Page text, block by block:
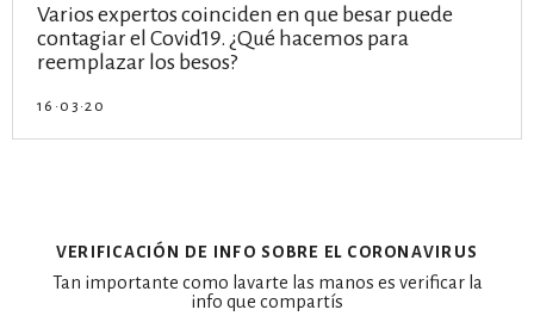
Varios expertos coinciden en que besar puede
contagiar el Covid19. ¿Qué hacemos para
reemplazar los besos?
16·03·20
verificación de info sobre el coronavirus
Tan importante como lavarte las manos es verificar la
info que compartís